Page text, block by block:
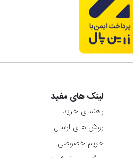
لینک های مفید
راهنمای خرید
روش های ارسال
حریم خصوصی